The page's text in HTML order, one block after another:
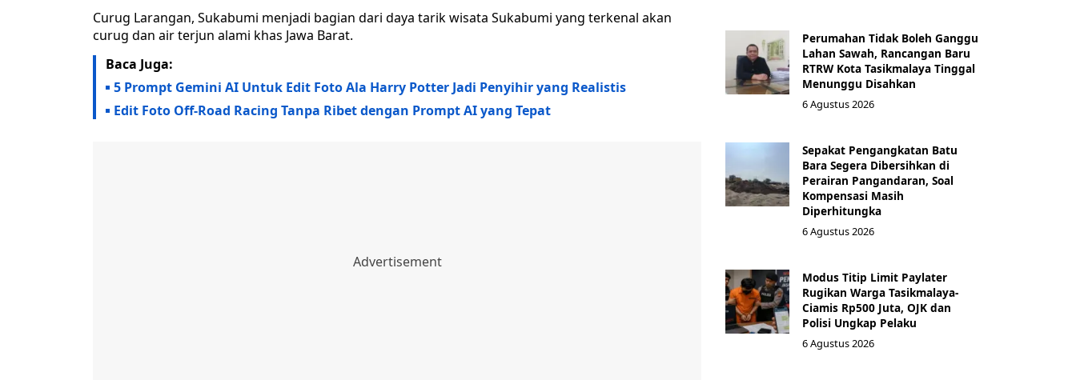
Curug Larangan, Sukabumi menjadi bagian dari daya tarik wisata Sukabumi yang terkenal akan
curug dan air terjun alami khas Jawa Barat.
Baca Juga:
5 Prompt Gemini AI Untuk Edit Foto Ala Harry Potter Jadi Penyihir yang Realistis
Edit Foto Off-Road Racing Tanpa Ribet dengan Prompt AI yang Tepat
Perumahan Tidak Boleh Ganggu
Lahan Sawah, Rancangan Baru
RTRW Kota Tasikmalaya Tinggal
Menunggu Disahkan
6 Agustus 2026
Sepakat Pengangkatan Batu
Bara Segera Dibersihkan di
Perairan Pangandaran, Soal
Kompensasi Masih
Diperhitungka
6 Agustus 2026
Modus Titip Limit Paylater
Rugikan Warga Tasikmalaya-
Ciamis Rp500 Juta, OJK dan
Polisi Ungkap Pelaku
6 Agustus 2026